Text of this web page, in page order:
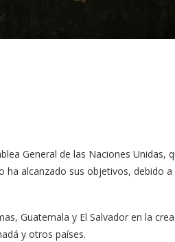
General de las Naciones Unidas,
ha alcanzado sus objetivos, debido
Guatemala y El Salvador en la
y otros países.